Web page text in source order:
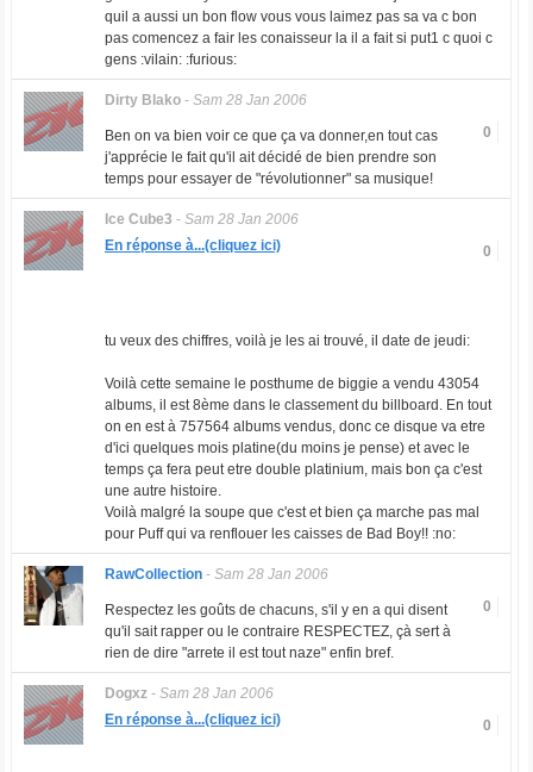
quil a aussi un bon flow vous vous laimez pas sa va c bon
pas comencez a fair les conaisseur la il a fait si put1 c quoi c
gens :vilain: :furious:
Dirty Blako- Sam 28 Jan 2006
0
Ben on va bien voir ce que ça va donner,en tout cas
j'apprécie le fait qu'il ait décidé de bien prendre son
temps pour essayer de "révolutionner" sa musique!
Ice Cube3 - Sam 28 Jan 2006
0
En réponse à...(cliquez ici)
tu veux des chiffres, voilà je les ai trouvé, il date de jeudi:
Voilà cette semaine le posthume de biggie a vendu 43054
albums, il est 8ème dans le classement du billboard. En tout
on en est à 757564 albums vendus, donc ce disque va etre
d'ici quelques mois platine(du moins je pense) et avec le
temps ça fera peut etre double platinium, mais bon ça c'est
une autre histoire.
Voilà malgré la soupe que c'est et bien ça marche pas mal
pour Puff qui va renflouer les caisses de Bad Boy!! :no:
RawCollection- Sam 28 Jan 2006
0
Respectez les goûts de chacuns, s'il y en a qui disent
qu'il sait rapper ou le contraire RESPECTEZ, çà sert à
rien de dire "arrete il est tout naze" enfin bref.
Dogxz- Sam 28 Jan 2006
0
En réponse à...(cliquez ici)